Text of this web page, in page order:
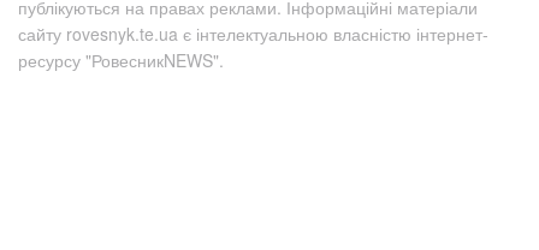
публікуються на правах реклами. Інформаційні матеріали
сайту rovesnyk.te.ua є інтелектуальною власністю інтернет-
ресурсу "РовесникNEWS".